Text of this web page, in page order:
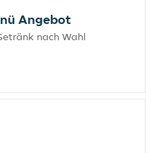
Angebot
nach Wahl